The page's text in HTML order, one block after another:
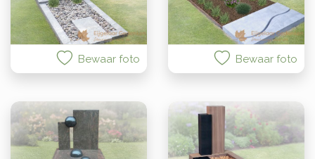
Bewaar foto Bewaar foto